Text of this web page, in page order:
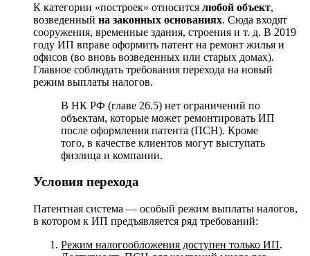
К категории «построек» относится любой объект,
возведенный на законных основаниях. Сюда входят
сооружения, временные здания, строения и т. д. В 2019
году ИП вправе оформить патент на ремонт жилья и
офисов (во вновь возведенных или старых домах).
Главное соблюдать требования перехода на новый
режим выплаты налогов.
В НК РФ (главе 26.5) нет ограничений по
объектам, которые может ремонтировать ИП
после оформления патента (ПСН). Кроме
того, в качестве клиентов могут выступать
физлица и компании.
Условия перехода
Патентная система — особый режим выплаты налогов,
в котором к ИП предъявляется ряд требований:
Режим налогообложения доступен только ИП.